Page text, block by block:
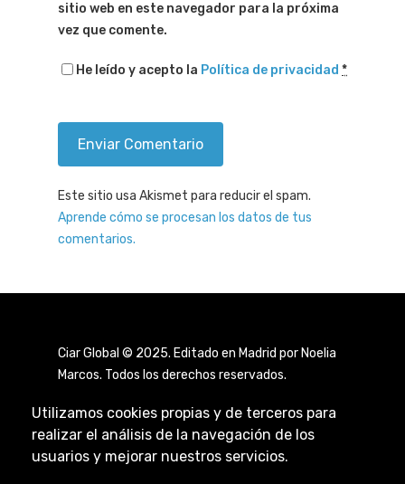
Utilizamos cookies propias y de terceros para
realizar el análisis de la navegación de los
usuarios y mejorar nuestros servicios.
sitio web en este navegador para la próxima
vez que comente.
He leído y acepto la Política de privacidad *
Este sitio usa Akismet para reducir el spam.
Aprende cómo se procesan los datos de tus
comentarios.
Ciar Global © 2025. Editado en Madrid por Noelia
Marcos. Todos los derechos reservados.
Aviso Legal|Política de Privacidad|Política de